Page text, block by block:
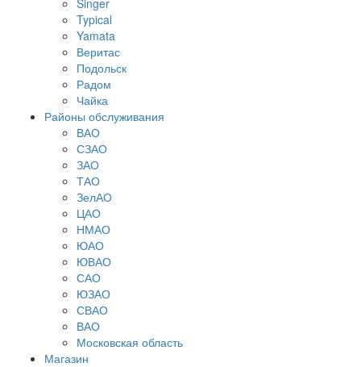
Typical
Yamata
Веритас
Подольск
Радом
Чайка
Районы обслуживания
ВАО
СЗАО
ЗАО
ТАО
ЗелАО
ЦАО
НМАО
ЮАО
ЮВАО
САО
ЮЗАО
СВАО
ВАО
Московская область
Магазин